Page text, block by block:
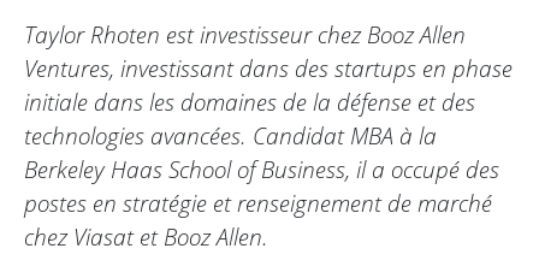
Taylor Rhoten est investisseur chez Booz Allen
Ventures, investissant dans des startups en phase
initiale dans les domaines de la défense et des
technologies avancées. Candidat MBA à la
Berkeley Haas School of Business, il a occupé des
postes en stratégie et renseignement de marché
chez Viasat et Booz Allen.